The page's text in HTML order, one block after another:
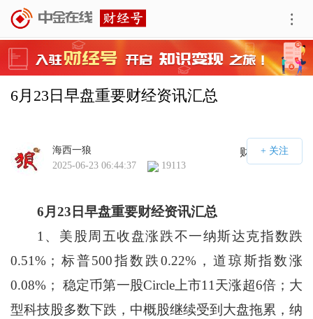
6月23日早盘重要财经资讯汇总
财经号APP
海西一狼
2025-06-23 06:44:37
19113
6月23日早盘重要财经资讯汇总
1、美股周五收盘涨跌不一纳斯达克指数跌
0.51%；标普500指数跌0.22%，道琼斯指数涨
0.08%； 稳定币第一股Circle上市11天涨超6倍；大
型科技股多数下跌，中概股继续受到大盘拖累，纳